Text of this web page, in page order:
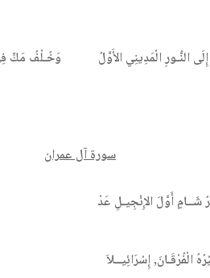
النُّـورِ الْمَدِينِي الأَوَّلُ وَخُـلْفُ مَكٍّ
سورة آل عمران
شَــامٍ أَوَّلَ الإِنْجِيـلِ عَدْ
الْفُرْقَـانَ, إِسْرَائِيــلاَ